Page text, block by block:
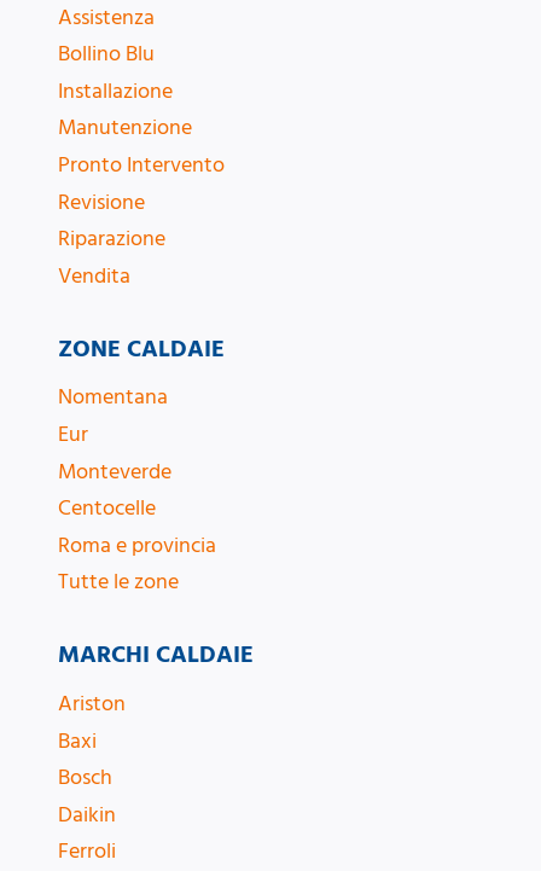
Assistenza
Bollino Blu
Installazione
Manutenzione
Pronto Intervento
Revisione
Riparazione
Vendita
ZONE CALDAIE
Nomentana
Eur
Monteverde
Centocelle
Roma e provincia
Tutte le zone
MARCHI CALDAIE
Ariston
Baxi
Bosch
Daikin
Ferroli